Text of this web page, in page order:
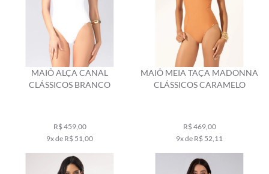
MAIÔ ALÇA CANAL
CLÁSSICOS BRANCO
R$ 459,00
9x de R$ 51,00
MAIÔ MEIA TAÇA MADONNA
CLÁSSICOS CARAMELO
R$ 469,00
9x de R$ 52,11